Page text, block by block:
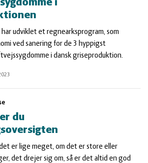
i
har udviklet et regnearksprogram, som
ved sanering for de 3 hyppigst
i dansk griseproduktion.
du
er lige meget, om det er store eller
det drejer sig om, så er det altid en god